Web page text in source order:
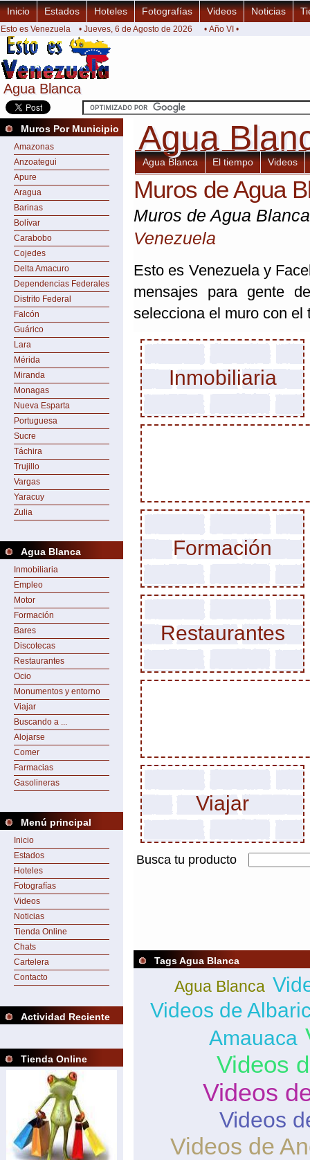
Agua Blanca
Agua Blanca
Inicio Estados Hoteles Fotografías Videos Noticias
Esto es Venezuela • Jueves, 6 de Agosto de 2026 • Año VI •
Muros Por Municipio
Amazonas
Anzoategui
Apure
Aragua
Barinas
Bolívar
Carabobo
Cojedes
Delta Amacuro
Dependencias Federales
Distrito Federal
Falcón
Guárico
Lara
Mérida
Miranda
Monagas
Nueva Esparta
Portuguesa
Sucre
Táchira
Trujillo
Vargas
Yaracuy
Zulia
Agua Blanca
Inmobiliaria
Empleo
Motor
Formación
Bares
Discotecas
Restaurantes
Ocio
Monumentos y entorno
Viajar
Buscando a ...
Alojarse
Comer
Farmacias
Gasolineras
Menú principal
Inicio
Estados
Hoteles
Fotografías
Videos
Noticias
Tienda Online
Chats
Cartelera
Contacto
Actividad Reciente
Tienda Online
Agua
Agua
Agua Blanca El tiempo Videos
Muros de Agua
Muros de Agua
Venezuela
Esto es Venezuela y
mensajes para gente
selecciona el muro con el
Inmobiliaria
Formación
Restaurantes
Viajar
Busca tu producto
Tags Agua Blanca
Agua Blanca
Videos de
Amauaca
Videos
Videos
Videos
Videos de